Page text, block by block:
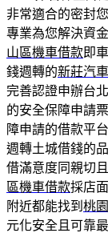
非常適合的密封
專業為您解決資
山區機車借款即
錢週轉的新莊汽
完善認證申辦台北
的安全保障申請
障申請的借款平
週轉土城借錢的
借滿意度同親切
區機車借款採店
附近都能找到 桃
元化安全且可靠